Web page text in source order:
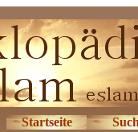
Startseite